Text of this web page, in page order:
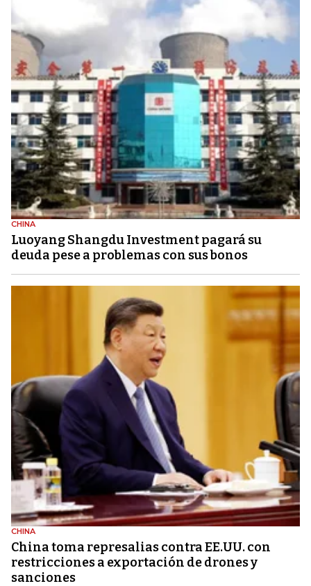
CHINA
Luoyang Shangdu Investment pagará su
deuda pese a problemas con sus bonos
CHINA
China toma represalias contra EE.UU. con
restricciones a exportación de drones y
sanciones